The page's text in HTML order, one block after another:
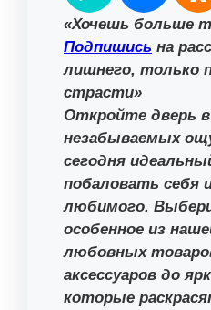
«Хочешь больше
Подпишись на
лишнего, только
страсти»
Откройте дверь
незабываемых
сегодня
побаловать себя
любимого.
особенное из
любовных
аксессуаров до
которые